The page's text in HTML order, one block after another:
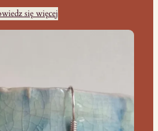
się więcej